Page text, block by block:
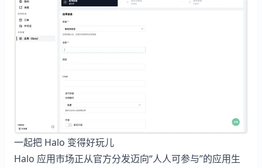
一起把 Halo 变得好玩儿
Halo 应用市场正从官方分发迈向“人人可参与”的应用生